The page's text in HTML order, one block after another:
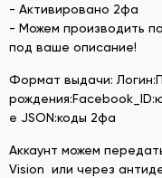
- Активировано 2фа
- Можем производить
под ваше описание!
Формат выдачи:
e JSON:коды 2фа
Аккаунт можем
Vision или через